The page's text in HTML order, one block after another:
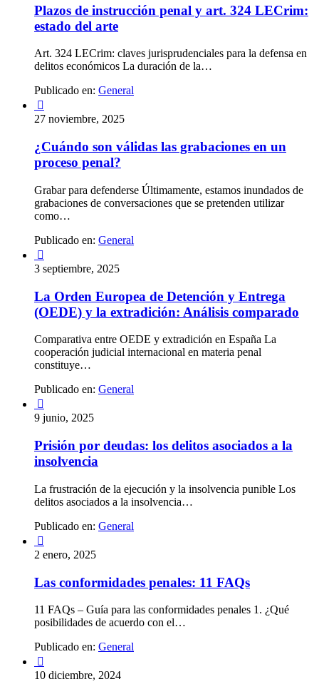
Plazos de instrucción penal y art. 324 LECrim:
estado del arte
Art. 324 LECrim: claves jurisprudenciales para la defensa en
delitos económicos La duración de la…
Publicado en: General

27 noviembre, 2025
¿Cuándo son válidas las grabaciones en un
proceso penal?
Grabar para defenderse Últimamente, estamos inundados de
grabaciones de conversaciones que se pretenden utilizar
como…
Publicado en: General

3 septiembre, 2025
La Orden Europea de Detención y Entrega
(OEDE) y la extradición: Análisis comparado
Comparativa entre OEDE y extradición en España La
cooperación judicial internacional en materia penal
constituye…
Publicado en: General

9 junio, 2025
Prisión por deudas: los delitos asociados a la
insolvencia
La frustración de la ejecución y la insolvencia punible Los
delitos asociados a la insolvencia…
Publicado en: General

2 enero, 2025
Las conformidades penales: 11 FAQs
11 FAQs – Guía para las conformidades penales 1. ¿Qué
posibilidades de acuerdo con el…
Publicado en: General

10 diciembre, 2024